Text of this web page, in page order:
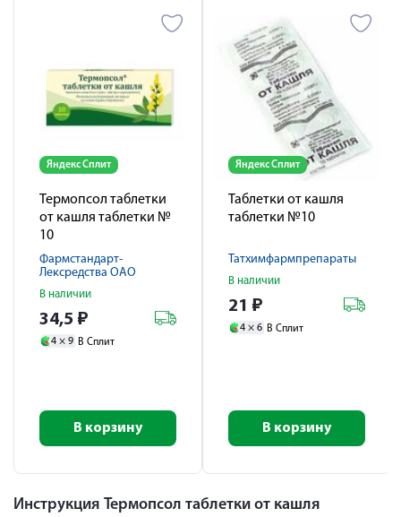
Яндекс Сплит
Термопсол таблетки
от кашля таблетки №
10
Фармстандарт-
Лексредства ОАО
В наличии
34,5 ₽
4 × 9 В Сплит
В корзину
Яндекс Сплит
Таблетки от кашля
таблетки №10
Татхимфармпрепараты
В наличии
21 ₽
4 × 6 В Сплит
В корзину
Инструкция Термопсол таблетки от кашля